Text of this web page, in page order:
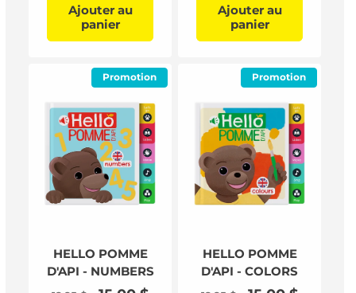
Ajouter au
panier
Ajouter au
panier
Promotion
HELLO POMME
D'API - NUMBERS
Promotion
HELLO POMME
D'API - COLORS